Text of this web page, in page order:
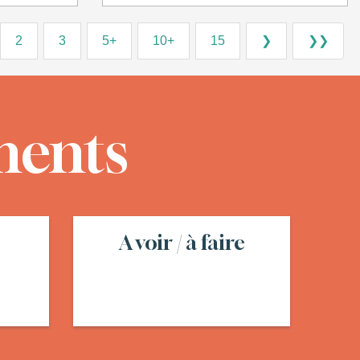
2 3 5+ 10+ 15 ❯ ❯❯
A voir / à faire